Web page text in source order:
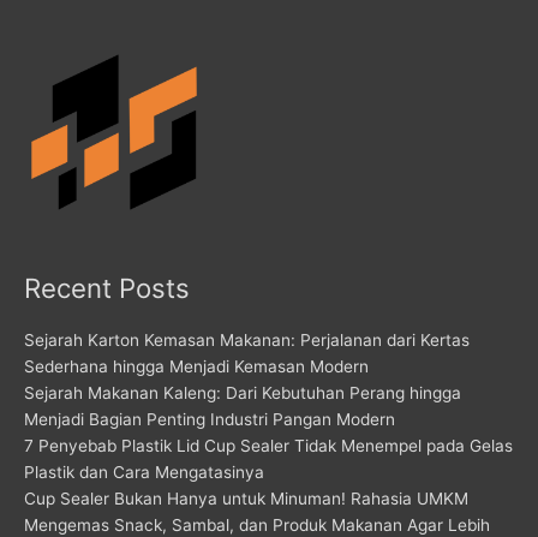
Recent Posts
Sejarah Karton Kemasan Makanan: Perjalanan dari Kertas
Sederhana hingga Menjadi Kemasan Modern
Sejarah Makanan Kaleng: Dari Kebutuhan Perang hingga
Menjadi Bagian Penting Industri Pangan Modern
7 Penyebab Plastik Lid Cup Sealer Tidak Menempel pada Gelas
Plastik dan Cara Mengatasinya
Cup Sealer Bukan Hanya untuk Minuman! Rahasia UMKM
Mengemas Snack, Sambal, dan Produk Makanan Agar Lebih